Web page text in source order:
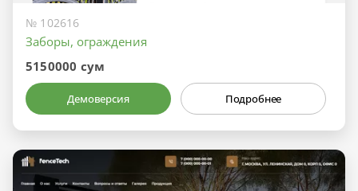
№ 102616
Заборы, ограждения
5150000 сум
Демоверсия Подробнее